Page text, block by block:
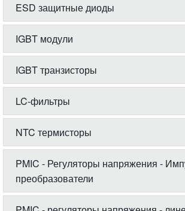
ESD защитные диоды
IGBT модули
IGBT транзисторы
LC-фильтры
NTC термисторы
PMIC - Регуляторы напряжения -
преобразователи